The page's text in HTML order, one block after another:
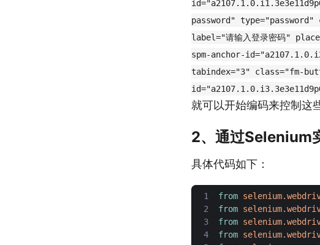
password"
label="请输入登录密码"
spm-anchor-
tabindex="3" class="fm-
就可以开始编码来控制这
2、通过Selenium
具体代码如下：
from
from
from
from